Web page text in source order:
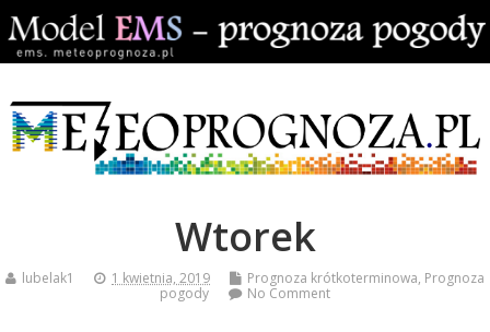
Wtorek
lubelak1 1 kwietnia, 2019 Prognoza krótkoterminowa, Prognoza
pogody
No Comment